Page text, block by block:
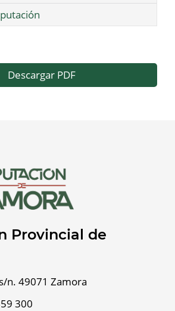
Descargar PDF
Provincial de
n. 49071 Zamora
300